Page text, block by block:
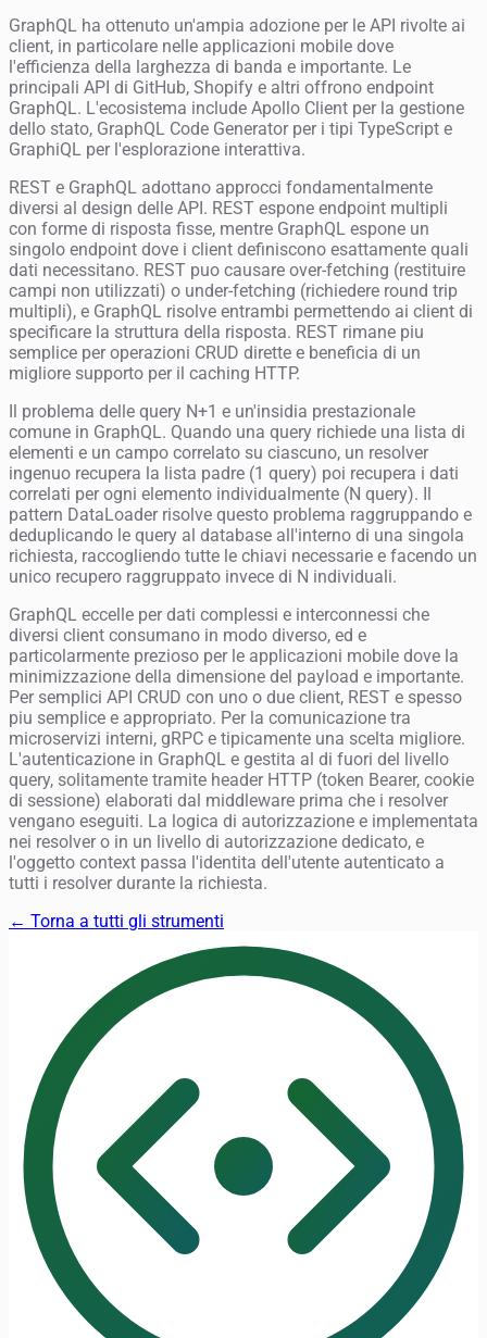
GraphQL ha ottenuto un'ampia adozione per le API rivolte ai
client, in particolare nelle applicazioni mobile dove
l'efficienza della larghezza di banda e importante. Le
principali API di GitHub, Shopify e altri offrono endpoint
GraphQL. L'ecosistema include Apollo Client per la gestione
dello stato, GraphQL Code Generator per i tipi TypeScript e
GraphiQL per l'esplorazione interattiva.
REST e GraphQL adottano approcci fondamentalmente
diversi al design delle API. REST espone endpoint multipli
con forme di risposta fisse, mentre GraphQL espone un
singolo endpoint dove i client definiscono esattamente quali
dati necessitano. REST puo causare over-fetching (restituire
campi non utilizzati) o under-fetching (richiedere round trip
multipli), e GraphQL risolve entrambi permettendo ai client di
specificare la struttura della risposta. REST rimane piu
semplice per operazioni CRUD dirette e beneficia di un
migliore supporto per il caching HTTP.
Il problema delle query N+1 e un'insidia prestazionale
comune in GraphQL. Quando una query richiede una lista di
elementi e un campo correlato su ciascuno, un resolver
ingenuo recupera la lista padre (1 query) poi recupera i dati
correlati per ogni elemento individualmente (N query). Il
pattern DataLoader risolve questo problema raggruppando e
deduplicando le query al database all'interno di una singola
richiesta, raccogliendo tutte le chiavi necessarie e facendo un
unico recupero raggruppato invece di N individuali.
GraphQL eccelle per dati complessi e interconnessi che
diversi client consumano in modo diverso, ed e
particolarmente prezioso per le applicazioni mobile dove la
minimizzazione della dimensione del payload e importante.
Per semplici API CRUD con uno o due client, REST e spesso
piu semplice e appropriato. Per la comunicazione tra
microservizi interni, gRPC e tipicamente una scelta migliore.
L'autenticazione in GraphQL e gestita al di fuori del livello
query, solitamente tramite header HTTP (token Bearer, cookie
di sessione) elaborati dal middleware prima che i resolver
vengano eseguiti. La logica di autorizzazione e implementata
nei resolver o in un livello di autorizzazione dedicato, e
l'oggetto context passa l'identita dell'utente autenticato a
tutti i resolver durante la richiesta.
← Torna a tutti gli strumenti